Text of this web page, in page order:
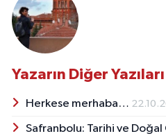
Yazarın Diğer Yazıları
Herkese merhaba…
Safranbolu: Tarihi ve